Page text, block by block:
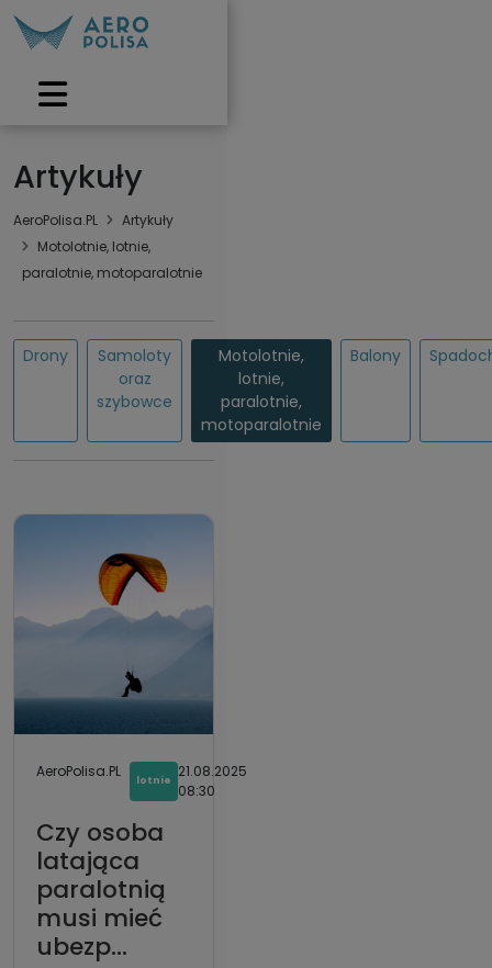
Artykuły
AeroPolisa.PL
Artykuły
Motolotnie, lotnie,
paralotnie, motoparalotnie
Drony
Samoloty
oraz
szybowce
Motolotnie,
lotnie,
paralotnie,
motoparalotnie
Balony
AeroPolisa.PL
lotnie
21.08.2025
08:30
Czy osoba
latająca
paralotnią
musi mieć
ubezp...